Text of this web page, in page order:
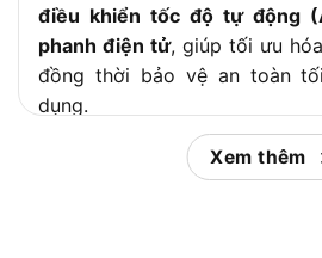
điều khiển tốc độ tự động
phanh điện tử, giúp tối ưu
đồng thời bảo vệ an toàn
dụng.
Cuối cùng đối với thông tin
Xem thêm